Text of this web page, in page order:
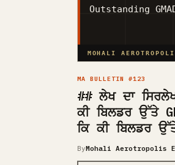
MOHALI
Outstanding
MA BULLETIN #123
## ਲੇਖ ਦਾ
ਕੀ ਬਿਲਡਰ ਉੱਤੇ
ਕਿ ਕੀ ਬਿਲਡਰ
ByMohali Aerotropolis